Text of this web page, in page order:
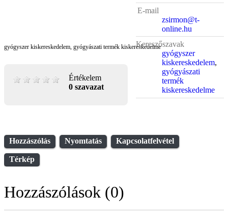
gyógyszer kiskereskedelem, gyógyászati termék kiskereskedelme
Értékelem
0 szavazat
E-mail
zsirmon@t-
online.hu
Kereszőszavak
gyógyszer
kiskereskedelem,
gyógyászati
termék
kiskereskedelme
Hozzászólás Nyomtatás Kapcsolatfelvétel
Térkép
Hozzászólások (0)